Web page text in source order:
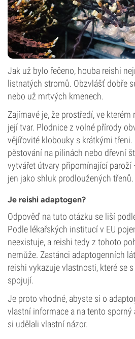
Jak už bylo řečeno, houba reishi
listnatých stromů. Obzvlášť dobře
nebo už mrtvých kmenech.
Zajímavé je, že prostředí, ve
její tvar. Plodnice z volné přírody
vějířovité klobouky s krátkými
pěstování na pilinách nebo dřevní
vytvářet útvary připomínající paroží
jen jako shluk prodloužených třenů.
Je reishi adaptogen?
Odpověď na tuto otázku se liší
Podle lékařských institucí v EU
neexistuje, a reishi tedy z tohoto
nemůže. Zastánci adaptogenních
reishi vykazuje vlastnosti, které se
spojují.
Je proto vhodné, abyste si o
vlastní informace a na tento
si udělali vlastní názor.